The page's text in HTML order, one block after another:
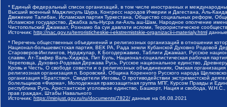
* Единый федеральный список организаций, в том числе иностранных и
Высший военный Маджлисуль Шура, Конгресс народов Ичкерии и Дагестана, Аль-
Движение Талибан, Исламская партия Туркестана, Общество социальных реформ,
Исламское государство, Джабха аль-Нусра ли-Ахль аш-Шам, Народное ополчение
Чистопольский Джамаат, Рохнамо ба суи давлати исломи, Террористическое
Источник: http://nac.gov.ru/terroristicheskie-i-ekstremistskie-organizacii-i-materialy.html
* Перечень общественных объединений и религиозных организаций в отношении
Национал-большевистская партия, ВЕК РА, Рада земли Кубанской Духовно Родовой
Староверов-Инглингов, Нурджулар, К Богодержавию, Таблиги Джамаат, Русское
славян, Ат-Такфир Валь-Хиджра, Пит Буль, Национал-социалистическая рабочая
Череповца, Духовно-Родовая Держава Русь, Русское национальное единство,
Кровь и Честь, О свободе совести и о религиозных объединениях, Омская
религиозная организация п. Боровский, Община Коренного Русского народа
организация «Братство», Свидетели Иеговы, О противодействии экстремистской
болельщиков «Фирма», Молодежная правозащитная группа МПГ, Курсом Правды и
республика Русь, Арестантское уголовное единство, Башкорт, Нация и свобода,
прав граждан, Штабы Навального
Источник: https://minjust.gov.ru/ru/documents/7822/ данные на 06.08.2021